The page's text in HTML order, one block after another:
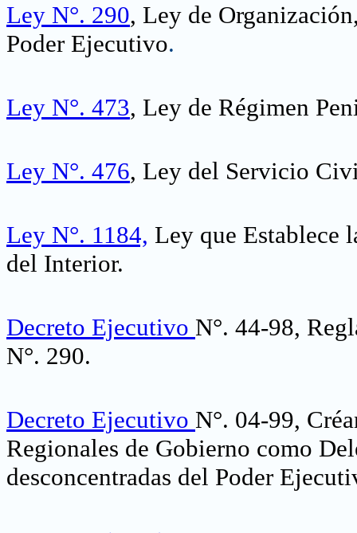
Ley N°. 290, Ley de
Poder Ejecutivo.
Ley N°. 473, Ley de Régimen
Ley N°. 476, Ley del Servicio
Ley N°. 1184, Ley que Establece
del Interior.
Decreto Ejecutivo N°. 44-98,
N°. 290.
Decreto Ejecutivo N°. 04-99,
Regionales de Gobierno como
desconcentradas del Poder